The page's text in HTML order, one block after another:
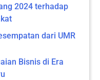
2024 terhadap
dari UMR
Bisnis di Era